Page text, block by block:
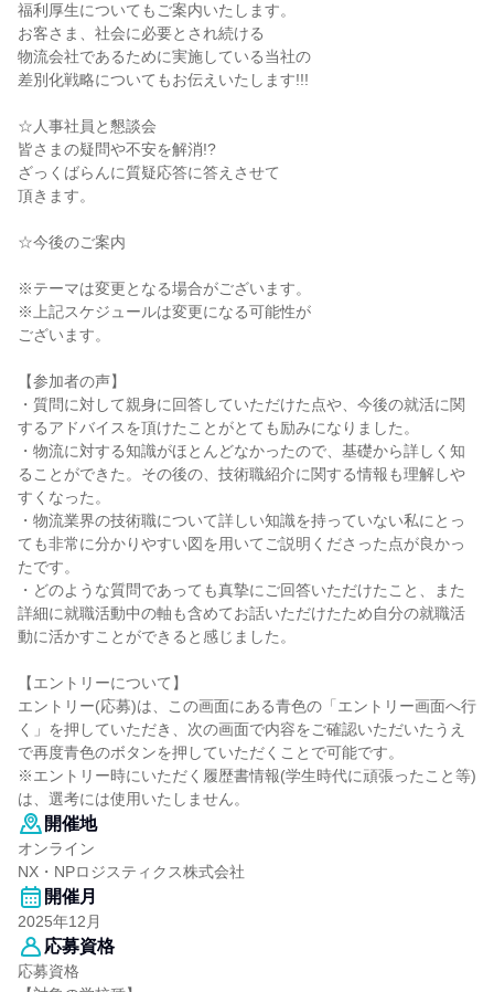
福利厚生についてもご案内いたします。
お客さま、社会に必要とされ続ける
物流会社であるために実施している当社の
差別化戦略についてもお伝えいたします!!!
☆人事社員と懇談会
皆さまの疑問や不安を解消!?
ざっくばらんに質疑応答に答えさせて
頂きます。
☆今後のご案内
※テーマは変更となる場合がございます。
※上記スケジュールは変更になる可能性が
ございます。
【参加者の声】
・質問に対して親身に回答していただけた点や、今後の就活に関
するアドバイスを頂けたことがとても励みになりました。
・物流に対する知識がほとんどなかったので、基礎から詳しく知
ることができた。その後の、技術職紹介に関する情報も理解しや
すくなった。
・物流業界の技術職について詳しい知識を持っていない私にとっ
ても非常に分かりやすい図を用いてご説明くださった点が良かっ
たです。
・どのような質問であっても真摯にご回答いただけたこと、また
詳細に就職活動中の軸も含めてお話いただけたため自分の就職活
動に活かすことができると感じました。
【エントリーについて】
エントリー(応募)は、この画面にある青色の「エントリー画面へ行
く」を押していただき、次の画面で内容をご確認いただいたうえ
で再度青色のボタンを押していただくことで可能です。
※エントリー時にいただく履歴書情報(学生時代に頑張ったこと等)
は、選考には使用いたしません。
開催地
オンライン
NX・NPロジスティクス株式会社
開催月
2025年12月
応募資格
応募資格